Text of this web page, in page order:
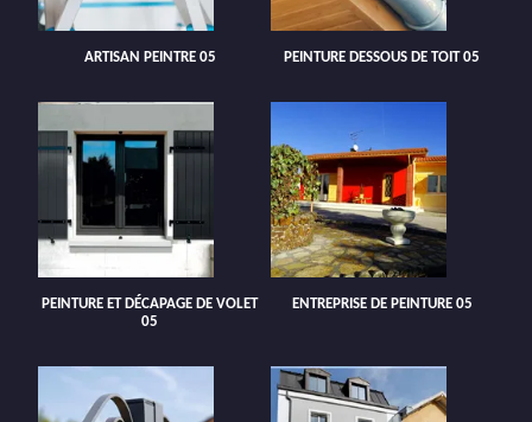
ARTISAN PEINTRE 05 PEINTURE DESSOUS DE TOIT 05
PEINTURE ET DÉCAPAGE DE VOLET
05
ENTREPRISE DE PEINTURE 05